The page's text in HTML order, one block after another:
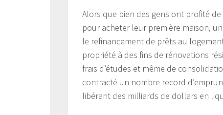
Alors que bien des gens ont profité
pour acheter leur première maison,
le refinancement de prêts au
propriété à des fins de rénovations
frais d’études et même de
contracté un nombre record
libérant des milliards de dollars en